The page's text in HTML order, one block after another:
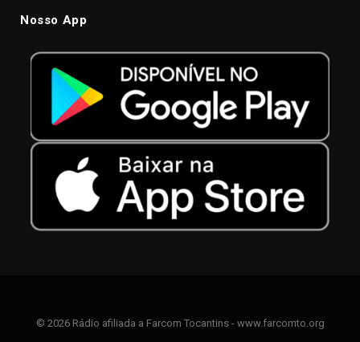
Nosso App
© 2026 Rádio afiliada a Farcom Tocantins - www.farcomto.org